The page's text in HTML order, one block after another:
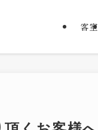
客室